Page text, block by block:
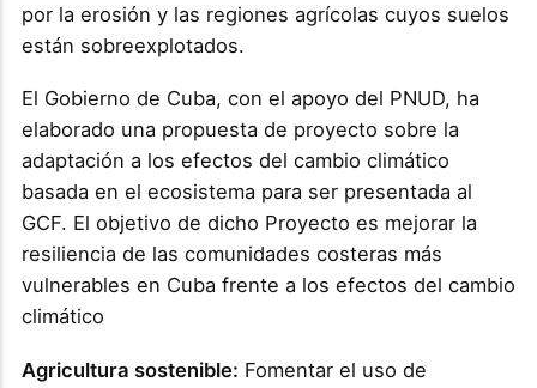
por la erosión y las regiones agrícolas cuyos suelos
están sobreexplotados.
El Gobierno de Cuba, con el apoyo del PNUD, ha
elaborado una propuesta de proyecto sobre la
adaptación a los efectos del cambio climático
basada en el ecosistema para ser presentada al
GCF. El objetivo de dicho Proyecto es mejorar la
resiliencia de las comunidades costeras más
vulnerables en Cuba frente a los efectos del cambio
climático
Agricultura sostenible: Fomentar el uso de